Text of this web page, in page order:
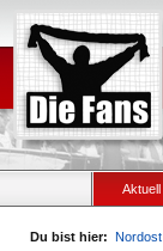
Aktuell
Du bist hier: Nordost